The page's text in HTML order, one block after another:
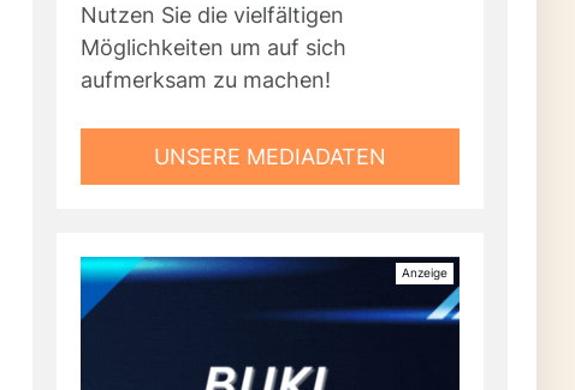
Nutzen Sie die vielfältigen
Möglichkeiten um auf sich
aufmerksam zu machen!
UNSERE MEDIADATEN